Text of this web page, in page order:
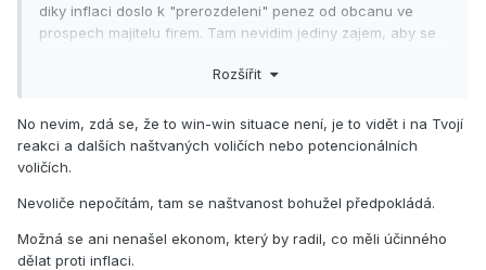
diky inflaci doslo k "prerozdeleni" penez od obcanu ve
prospech majitelu firem. Tam nevidim jediny zajem, aby se
jako kompenzace skoncila u lidi z ODS (majitelu mensich
energetickych spolecnosti). Neni divne ze napr. Eon
nezazadal o zadne kompenzace? Novinama to jen tak
probehlo, ale zajimal by me jestli byl vubec nejaky audit
No a ono to na Fialu za par let taky vyplave, hlavne co se
Rozšířit
No nevim, zdá se, že to win-win situace není, je to vidět i na Tvojí
reakci a dalších naštvaných voličích nebo potencionálních
voličích.
Nevoliče nepočítám, tam se naštvanost bohužel předpokládá.
Možná se ani nenašel ekonom, který by radil, co měli účinného
dělat proti inflaci.